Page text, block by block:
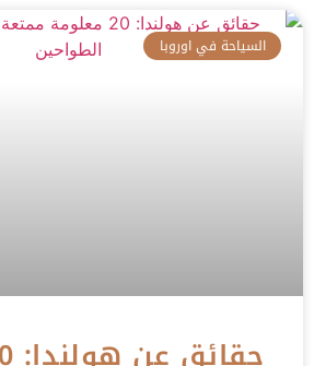
السياحة في اوروبا